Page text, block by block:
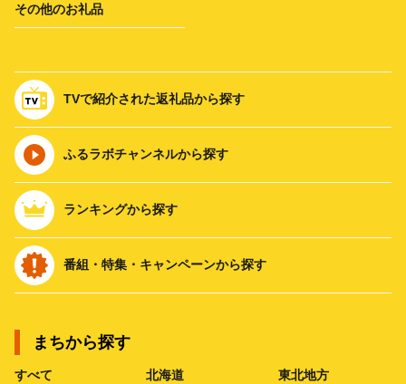
その他のお礼品
TVで紹介された返礼品から探す
ふるラボチャンネルから探す
ランキングから探す
番組・特集・キャンペーンから探す
まちから探す
すべて 北海道 東北地方